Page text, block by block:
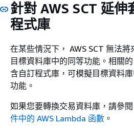
針對 AWS SCT 延伸
程式庫
在某些情況下， AWS SCT 無法
目標資料庫中的同等功能。相關
含自訂程式庫，可模擬目標資料
功能。
如果您要轉換交易資料庫，請參閱
件中的 AWS Lambda 函數 。